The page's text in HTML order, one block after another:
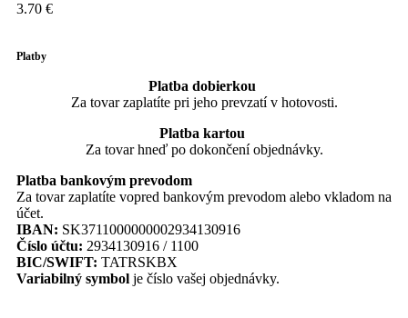
3.70 €
Platby
Platba dobierkou
Za tovar zaplatíte pri jeho prevzatí v hotovosti.
Platba kartou
Za tovar hneď po dokončení objednávky.
Platba bankovým prevodom
Za tovar zaplatíte vopred bankovým prevodom alebo vkladom na
účet.
IBAN: SK3711000000002934130916
Číslo účtu: 2934130916 / 1100
BIC/SWIFT: TATRSKBX
Variabilný symbol je číslo vašej objednávky.